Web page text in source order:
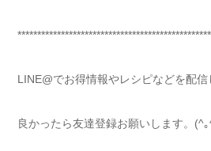
LINE@でお得情報やレシピなどを配信
良かったら友達登録お願いします。(^